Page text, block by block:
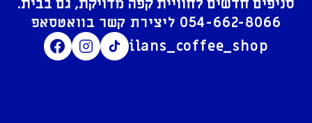
סניפים חדשים לחוויית קפה מדויקת, גם בבית.
054-662-8066
ilans_coffee_shop